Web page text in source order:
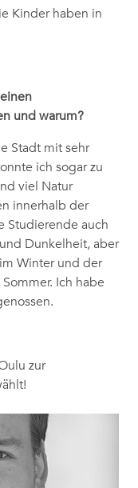
Kinder haben in
und warum?
Stadt mit sehr
ich sogar zu
viel Natur
innerhalb der
Studierende auch
Dunkelheit, aber
Winter und der
Ich habe
zur